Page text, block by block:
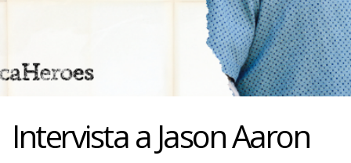
Intervista a Jason Aaron